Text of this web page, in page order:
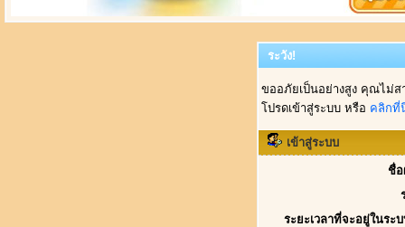
ระวัง!
ขออภัยเป็นอย่างสูง คุณไม่
โปรดเข้าสู่ระบบ หรือ คลิกที่
เข้าสู่ระบบ
ชื่อ
ระยะเวลาที่จะอยู่ในระ